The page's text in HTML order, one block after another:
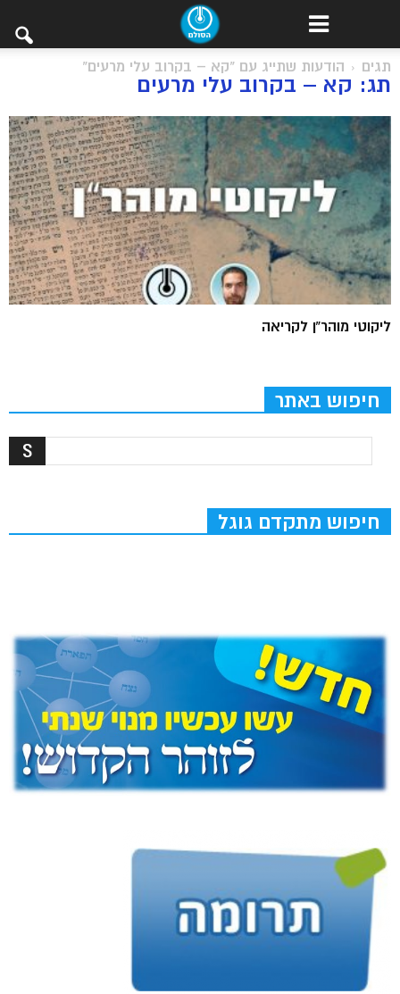
תגים הודעות שתייג עם "קא – בקרוב עלי מרעים"
תג: קא – בקרוב עלי מרעים
ליקוטי מוהר”ן לקריאה
חיפוש באתר
חיפוש מתקדם גוגל